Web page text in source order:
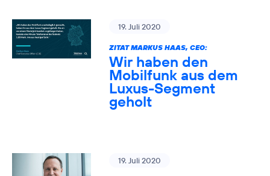
19. Juli 2020
ZITAT MARKUS HAAS, CEO:
Wir haben den
Mobilfunk aus dem
Luxus-Segment
geholt
19. Juli 2020